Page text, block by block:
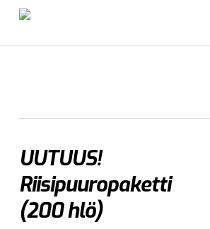
Skip
UUTUUS!
Riisipuuropaketti
(200 hlö)